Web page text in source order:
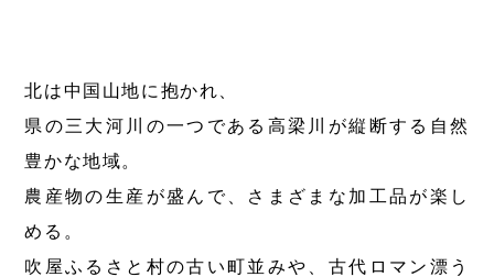
第2回 真庭市/新庄村
北は中国山地に抱かれ、
県の三大河川の一つである高梁川が縦断する自然
豊かな地域。
農産物の生産が盛んで、さまざまな加工品が楽し
める。
吹屋ふるさと村の古い町並みや、古代ロマン漂う